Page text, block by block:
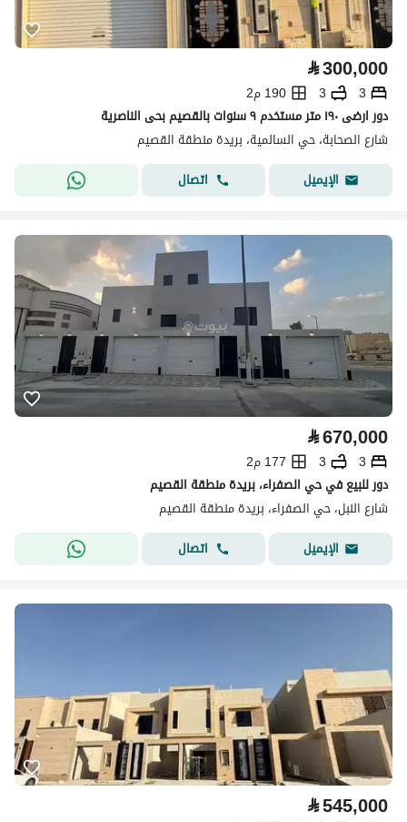
⃁300,000
3
3
190 م2
دور ارضى ١٩٠ متر مستخدم ٩ سنوات بالقصيم بحى الناصرية
شارع الصحابة، حي السالمية، بريدة منطقة القصيم
الإيميل
اتصال
⃁670,000
3
3
177 م2
دور للبيع في حي الصفراء، بريدة منطقة القصيم
شارع النبل، حي الصفراء، بريدة منطقة القصيم
الإيميل
اتصال
⃁545,000